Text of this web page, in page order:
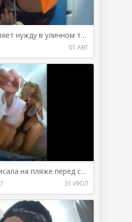
Бабенка справляет нужду в уличном туалете и вставляет тампон
01 АВГ
Блондинка пописала на пляже перед спрятанной камерой
31 ИЮЛ